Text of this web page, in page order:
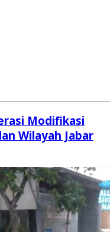
Modifikasi
Wilayah Jabar